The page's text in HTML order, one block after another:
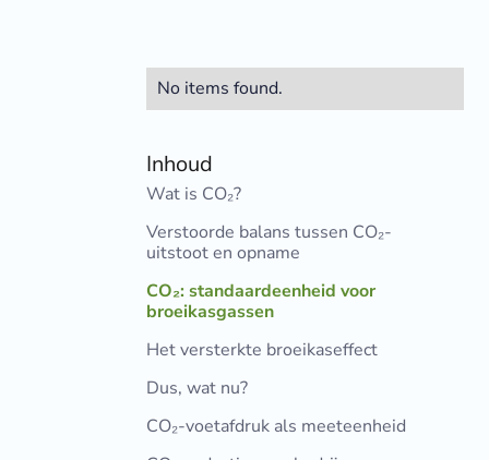
No items found.
Inhoud
Wat is CO₂?
Verstoorde balans tussen CO₂-
uitstoot en opname
CO₂: standaardeenheid voor
broeikasgassen
Het versterkte broeikaseffect
Dus, wat nu?
CO₂-voetafdruk als meeteenheid